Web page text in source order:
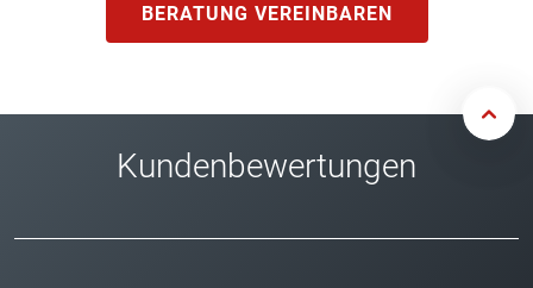
BERATUNG VEREINBAREN
Kundenbewertungen